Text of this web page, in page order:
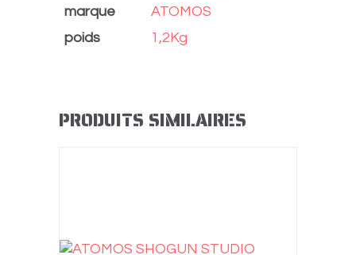
marque
ATOMOS
poids
1,2Kg
PRODUITS SIMILAIRES